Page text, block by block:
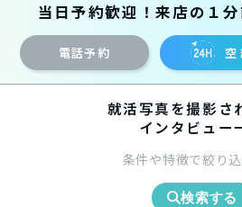
当日予約歓迎！来店の１
電話予約 空
就活写真を撮影さ
インタビュー
条件や特徴で絞り
検索する